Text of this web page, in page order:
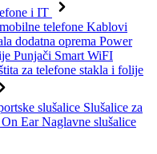
i IT
telefone Kablovi
dodatna oprema Power
Punjači Smart WiFI
za telefone stakla i folije
slušalice Slušalice za
On Ear Naglavne slušalice